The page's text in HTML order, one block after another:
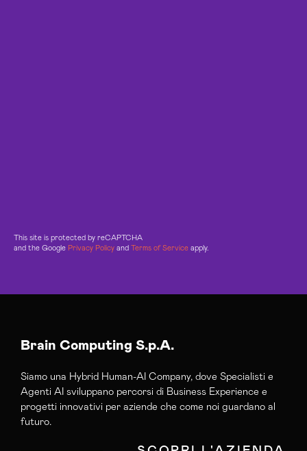
This site is protected by reCAPTCHA
and the Google Privacy Policy and Terms of Service apply.
Brain Computing S.p.A.
Siamo una Hybrid Human-AI Company, dove Specialisti e
Agenti AI sviluppano percorsi di Business Experience e
progetti innovativi per aziende che come noi guardano al
futuro.